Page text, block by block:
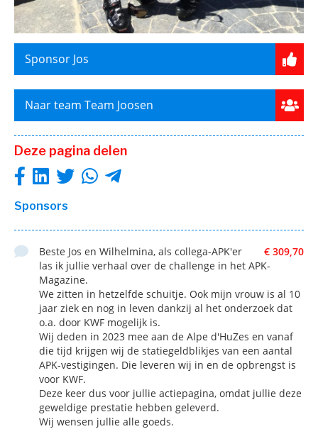
Sponsor Jos
Naar team Team Joosen
Deze pagina delen
Sponsors
€ 309,70
Beste Jos en Wilhelmina, als collega-APK'er
las ik jullie verhaal over de challenge in het APK-
Magazine.
We zitten in hetzelfde schuitje. Ook mijn vrouw is al 10
jaar ziek en nog in leven dankzij al het onderzoek dat
o.a. door KWF mogelijk is.
Wij deden in 2023 mee aan de Alpe d'HuZes en vanaf
die tijd krijgen wij de statiegeldblikjes van een aantal
APK-vestigingen. Die leveren wij in en de opbrengst is
voor KWF.
Deze keer dus voor jullie actiepagina, omdat jullie deze
geweldige prestatie hebben geleverd.
Wij wensen jullie alle goeds.